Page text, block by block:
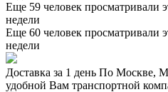
Еще 59 человек просматривали
недели
Еще 60 человек просматривали
недели
Доставка за 1 день По Москве,
удобной Вам транспортной